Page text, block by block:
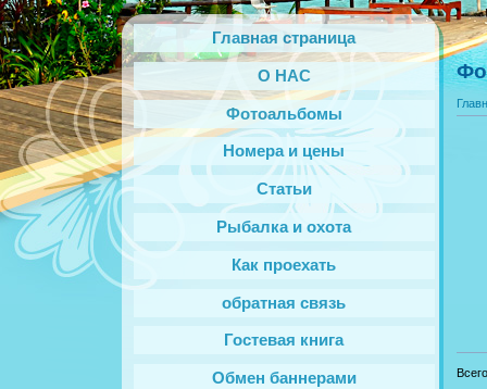
Главная страница
О НАС
Фотоальбомы
Номера и цены
Статьи
Рыбалка и охота
Как проехать
обратная связь
Гостевая книга
Обмен баннерами